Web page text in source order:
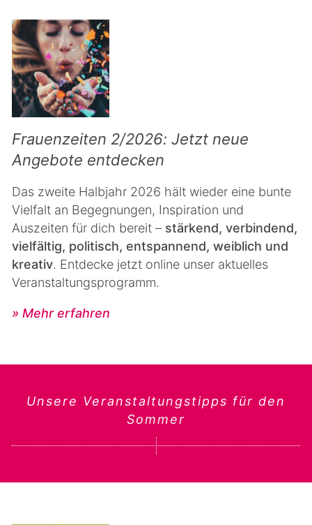
Frauenzeiten 2/2026: Jetzt neue
Angebote entdecken
Das zweite Halbjahr 2026 hält wieder eine bunte
Vielfalt an Begegnungen, Inspiration und
Auszeiten für dich bereit – stärkend, verbindend,
vielfältig, politisch, entspannend, weiblich und
kreativ. Entdecke jetzt online unser aktuelles
Veranstaltungsprogramm.
» Mehr erfahren
Unsere Veranstaltungstipps für den
Sommer